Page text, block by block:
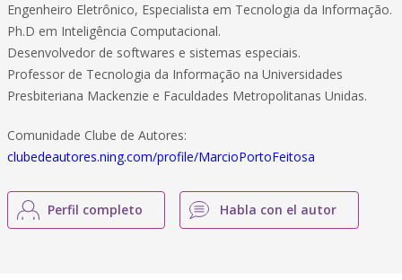
Engenheiro Eletrônico, Especialista em Tecnologia da Informação.
Ph.D em Inteligência Computacional.
Desenvolvedor de softwares e sistemas especiais.
Professor de Tecnologia da Informação na Universidades
Presbiteriana Mackenzie e Faculdades Metropolitanas Unidas.
Comunidade Clube de Autores:
clubedeautores.ning.com/profile/MarcioPortoFeitosa
Perfil completo Habla con el autor